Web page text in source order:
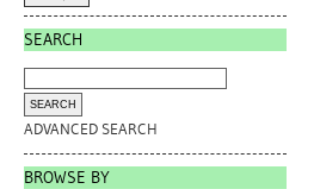
SEARCH
ADVANCED SEARCH
BROWSE BY